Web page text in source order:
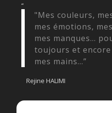
“
"Mes couleurs,
mes émotions,
mes manques...
toujours et encore
mes mains...”
Rejine HALIMI